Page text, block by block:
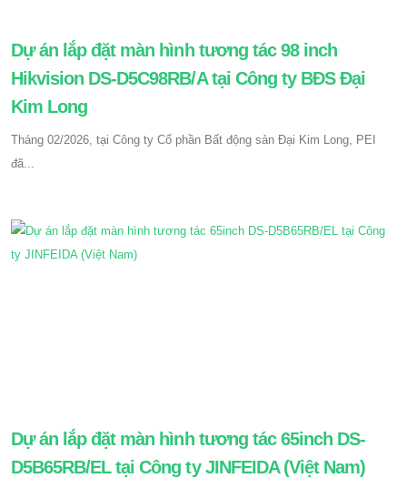
Dự án lắp đặt màn hình tương tác 98 inch
Hikvision DS-D5C98RB/A tại Công ty BĐS Đại
Kim Long
Tháng 02/2026, tại Công ty Cổ phần Bất động sản Đại Kim Long, PEI
đã...
Dự án lắp đặt màn hình tương tác 65inch DS-
D5B65RB/EL tại Công ty JINFEIDA (Việt Nam)